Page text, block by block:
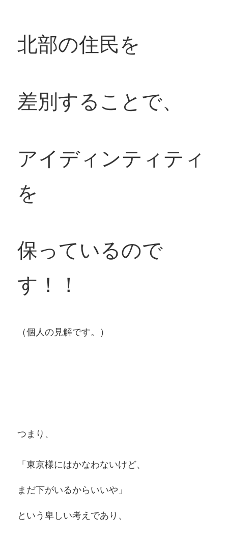
北部の住民を
差別することで、
アイディンティティ
を
保っているので
す！！
（個人の見解です。）
つまり、
「東京様にはかなわないけど、
まだ下がいるからいいや」
という卑しい考えであり、